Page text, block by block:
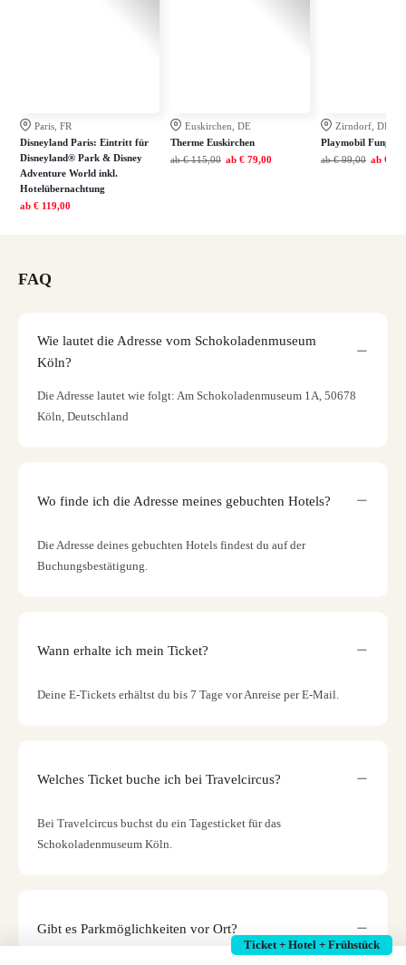
Paris, FR
Disneyland Paris: Eintritt für
Disneyland® Park & Disney
Adventure World inkl.
Hotelübernachtung
ab € 119,00
Euskirchen, DE
Therme Euskirchen
ab € 115,00 ab € 79,00
Zirndorf, DE
Playmobil Funpark
ab € 99,00 ab €
FAQ
Wie lautet die Adresse vom Schokoladenmuseum
Köln?
Die Adresse lautet wie folgt: Am Schokoladenmuseum 1A, 50678
Köln, Deutschland
Wo finde ich die Adresse meines gebuchten Hotels?
Die Adresse deines gebuchten Hotels findest du auf der
Buchungsbestätigung.
Wann erhalte ich mein Ticket?
Deine E-Tickets erhältst du bis 7 Tage vor Anreise per E-Mail.
Welches Ticket buche ich bei Travelcircus?
Bei Travelcircus buchst du ein Tagesticket für das
Schokoladenmuseum Köln.
Gibt es Parkmöglichkeiten vor Ort?
Ticket + Hotel + Frühstück